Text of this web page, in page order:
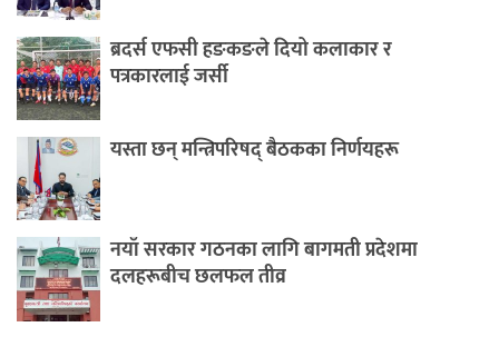
ब्रदर्स एफसी हङकङले दियो कलाकार र
पत्रकारलाई जर्सी
यस्ता छन् मन्त्रिपरिषद् बैठकका निर्णयहरू
नयाँ सरकार गठनका लागि बागमती प्रदेशमा
दलहरूबीच छलफल तीव्र